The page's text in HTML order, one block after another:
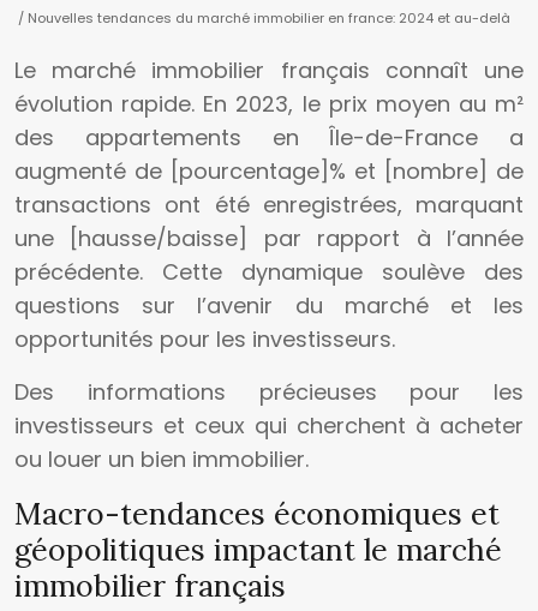
/ Nouvelles tendances du marché immobilier en france: 2024 et au-delà
Le marché immobilier français connaît une
évolution rapide. En 2023, le prix moyen au m²
des appartements en Île-de-France a
augmenté de [pourcentage]% et [nombre] de
transactions ont été enregistrées, marquant
une [hausse/baisse] par rapport à l’année
précédente. Cette dynamique soulève des
questions sur l’avenir du marché et les
opportunités pour les investisseurs.
Des informations précieuses pour les
investisseurs et ceux qui cherchent à acheter
ou louer un bien immobilier.
Macro-tendances économiques et
géopolitiques impactant le marché
immobilier français